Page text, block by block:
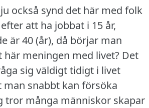
ju också synd det här med folk
att ha jobbat i 15 år,
är 40 (år), då börjar man
här meningen med livet? Det
sig väldigt tidigt i livet
man snabbt kan försöka
tror många människor skapar